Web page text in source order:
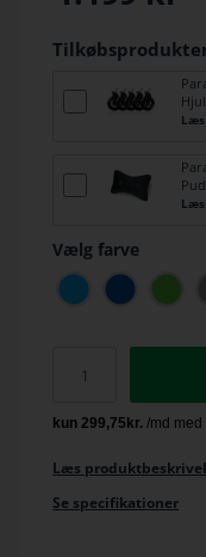
Vælg farve
Læs
Se specifikationer